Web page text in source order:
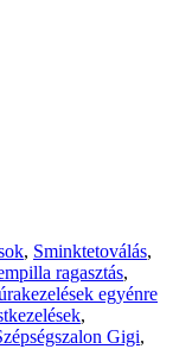
, Sminktetoválás,
ragasztás,
egyénre
,
Gigi,